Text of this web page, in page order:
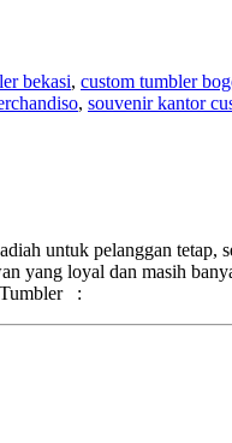
bekasi, custom tumbler
, souvenir kantor
untuk pelanggan
yang loyal dan masih
Tumbler :